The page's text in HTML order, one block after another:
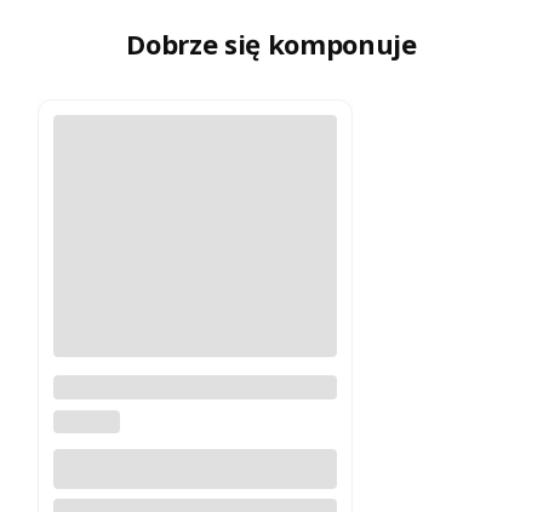
Dobrze się komponuje
ES-CP-MU Klawiatura LCD w
języku polskim